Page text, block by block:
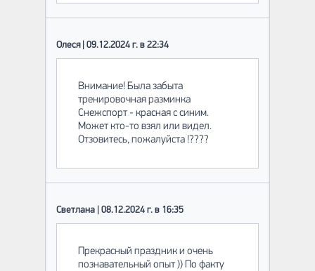
Олеся | 09.12.2024 г. в 22:34
Внимание! Была забыта
тренировочная разминка
Снежспорт - красная с синим.
Может кто-то взял или видел.
Отзовитесь, пожалуйста !????
Светлана | 08.12.2024 г. в 16:35
Прекрасный праздник и очень
познавательный опыт )) По факту